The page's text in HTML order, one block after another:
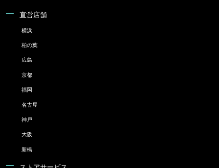
直営店舗
横浜
柏の葉
広島
京都
福岡
名古屋
神戸
大阪
新橋